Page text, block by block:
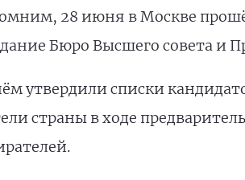
28 июня в Москве
Бюро Высшего совета и
утвердили списки
страны в ходе